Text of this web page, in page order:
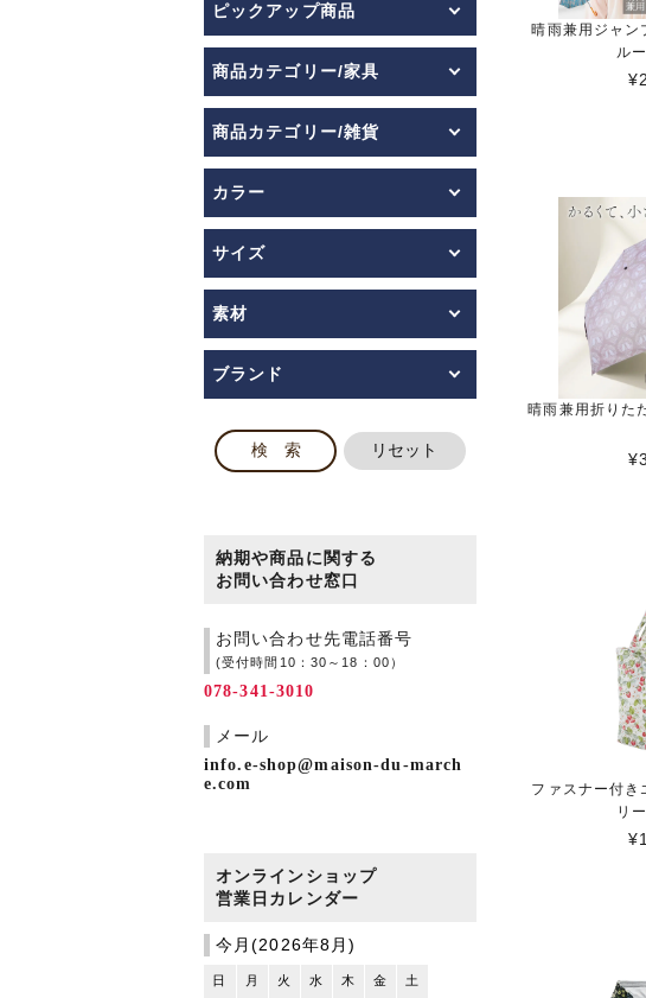
ピックアップ商品
商品カテゴリー/家具
商品カテゴリー/雑貨
カラー
サイズ
素材
ブランド
納期や商品に関する
お問い合わせ窓口
お問い合わせ先電話番号
(受付時間10：30～18：00）
078-341-3010
メール
info.e-shop@maison-du-march
e.com
オンラインショップ
営業日カレンダー
今月(2026年8月)
日 月 火 水 木 金 土
晴雨兼用ジャン
ル
晴雨兼用折りた
ファスナー付き
リ